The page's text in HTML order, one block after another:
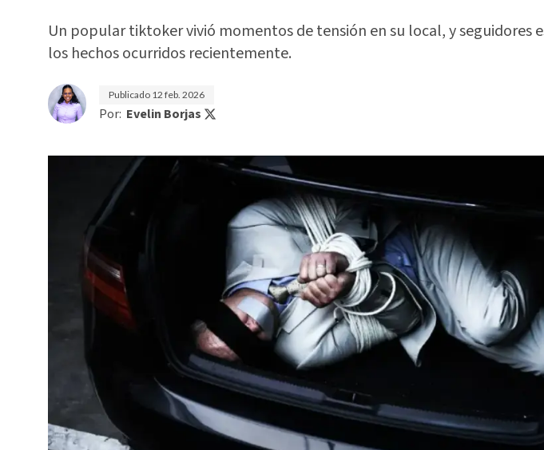
Un popular tiktoker vivió momentos de tensión en su local, y seguidores
los hechos ocurridos recientemente.
Publicado 12 feb. 2026
Por: Evelin Borjas